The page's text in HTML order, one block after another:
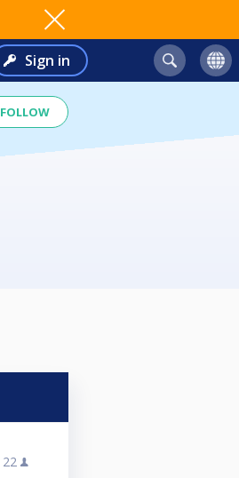
Sign in
FOLLOW
22